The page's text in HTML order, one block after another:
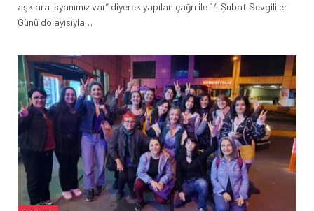
aşklara isyanımız var” diyerek yapılan çağrı ile 14 Şubat Sevgililer
Günü dolayısıyla…